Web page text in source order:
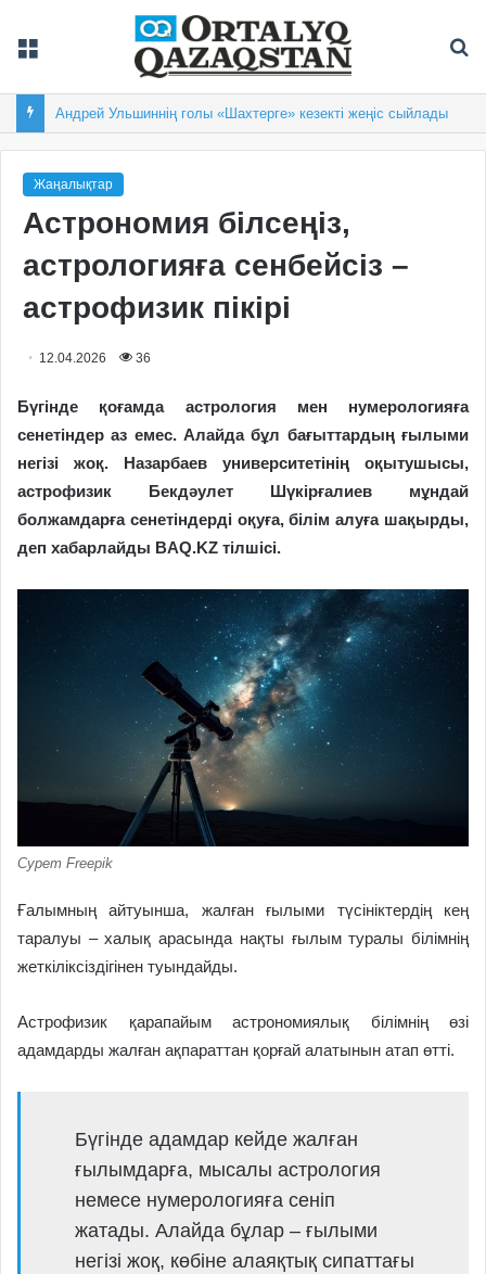
Андрей Ульшиннің голы «Шахтерге» кезекті жеңіс сыйлады
Жаңалықтар
Астрономия білсеңіз,
астрологияға сенбейсіз –
астрофизик пікірі
12.04.2026 36
Бүгінде қоғамда астрология мен нумерологияға
сенетіндер аз емес. Алайда бұл бағыттардың ғылыми
негізі жоқ. Назарбаев университетінің оқытушысы,
астрофизик Бекдәулет Шүкірғалиев мұндай
болжамдарға сенетіндерді оқуға, білім алуға шақырды,
деп хабарлайды BAQ.KZ тілшісі.
Сурет Freepik
Ғалымның айтуынша, жалған ғылыми түсініктердің кең
таралуы – халық арасында нақты ғылым туралы білімнің
жеткіліксіздігінен туындайды.
Астрофизик қарапайым астрономиялық білімнің өзі
адамдарды жалған ақпараттан қорғай алатынын атап өтті.
Бүгінде адамдар кейде жалған
ғылымдарға, мысалы астрология
немесе нумерологияға сеніп
жатады. Алайда бұлар – ғылыми
негізі жоқ, көбіне алаяқтық сипаттағы